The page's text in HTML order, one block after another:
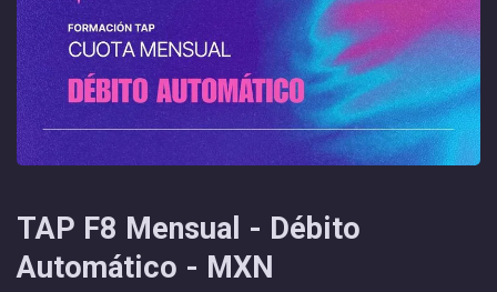
TAP F8 Mensual - Débito
Automático - MXN